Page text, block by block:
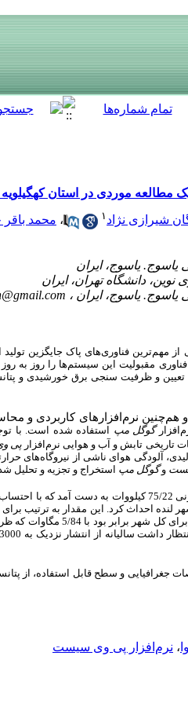
موردی در استان کهگیلویه و
شیرازی نژاد ۱ ، محمد
از مهمترین فناوریهای پاک جایگزین
مقبولیت این سیستم‌ها را روز به
و ظرفیت سنجی برق خورشیدی و
هم‌چنین نرم‌افزارهای کاربردی و
گوگل مپ استفاده شده است. با
تاریخی تابش و آب و هوایی نرم‌افزار پی
آلودگی هوای ناشی از نیروگاه‌های
وگوگل مپ استخراج و تجزیه و تحلیل
شهر لنده احداث کرد. این مقدار به ترتیب
2/2 و 4/0 مگاوات است. در مجموع، ظرفیت
جغرافیایی و سطح قابل استفاده، از
، نرم‌افزار پی وی سیست